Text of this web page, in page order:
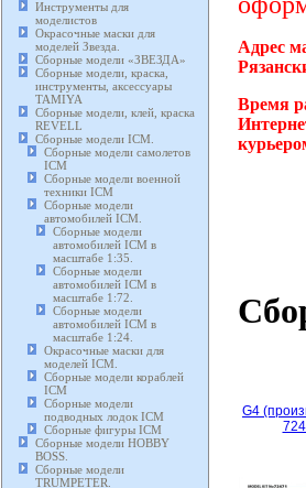
Инструменты для
моделистов
Окрасочные маски для
моделей Звезда.
Сборные модели «ЗВЕЗДА»
Сборные модели, краска,
инструменты, аксессуары
TAMIYA
Сборные модели, клей, краска
REVELL
Сборные модели ICM.
Сборные модели самолетов
ICM
Сборные модели военной
техники ICM
Сборные модели
автомобилей ICM.
Сборные модели
автомобилей ICM в
масштабе 1:35.
Сборные модели
автомобилей ICM в
масштабе 1:72.
Сборные модели
автомобилей ICM в
масштабе 1:24.
Окрасочные маски для
моделей ICM.
Сборные модели кораблей
ICM
Сборные модели
подводных лодок ICM
Сборные фигуры ICM
Сборные модели HOBBY
BOSS.
Сборные модели
TRUMPETER.
Адрес
Время
G4